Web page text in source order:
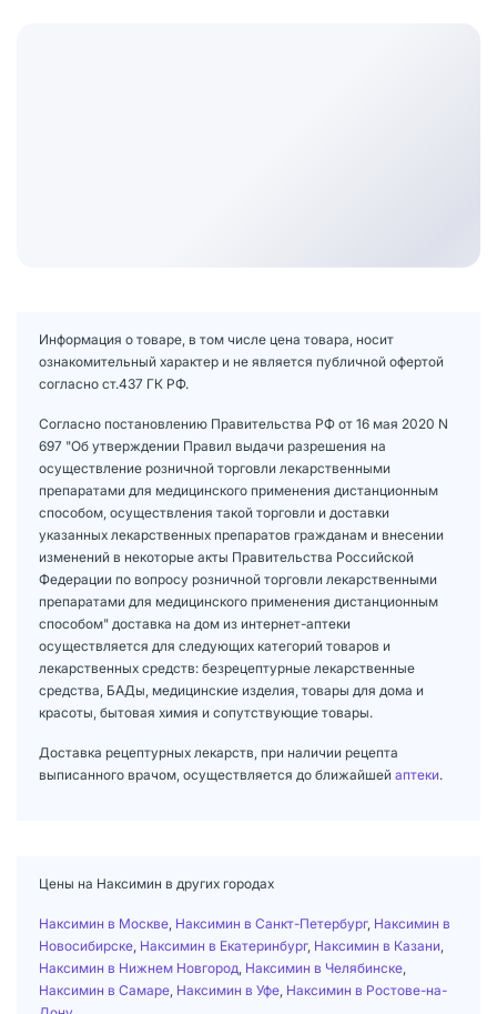
Информация о товаре, в том числе цена товара, носит
ознакомительный характер и не является публичной офертой
согласно ст.437 ГК РФ.
Согласно постановлению Правительства РФ от 16 мая 2020 N
697 "Об утверждении Правил выдачи разрешения на
осуществление розничной торговли лекарственными
препаратами для медицинского применения дистанционным
способом, осуществления такой торговли и доставки
указанных лекарственных препаратов гражданам и внесении
изменений в некоторые акты Правительства Российской
Федерации по вопросу розничной торговли лекарственными
препаратами для медицинского применения дистанционным
способом" доставка на дом из интернет-аптеки
осуществляется для следующих категорий товаров и
лекарственных средств: безрецептурные лекарственные
средства, БАДы, медицинские изделия, товары для дома и
красоты, бытовая химия и сопутствующие товары.
Доставка рецептурных лекарств, при наличии рецепта
выписанного врачом, осуществляется до ближайшей аптеки.
Цены на Наксимин в других городах
Наксимин в Москве Наксимин в Санкт-Петербург, Наксимин в
Новосибирске Наксимин в Екатеринбург, Наксимин в Казани
Наксимин в Нижнем Новгород Наксимин в Челябинске
Наксимин в Самаре Наксимин в Уфе Наксимин в Ростове-на-